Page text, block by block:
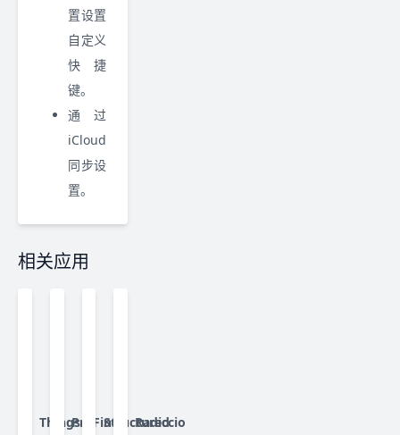
置设置
自定义
快捷
键。
通过
iCloud
同步设
置。
相关应用
ThingsProFindStructured
Radiccio